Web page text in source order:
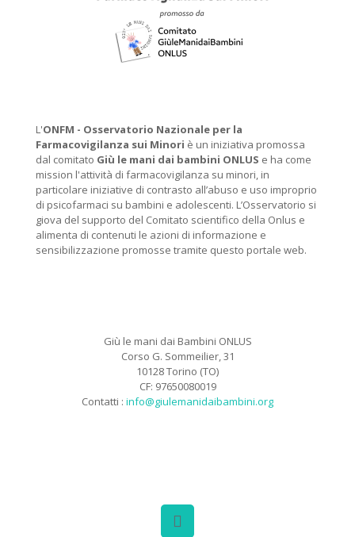
L'ONFM - Osservatorio Nazionale per la
Farmacovigilanza sui Minori è un iniziativa promossa
dal comitato Giù le mani dai bambini ONLUS e ha come
mission l'attività di farmacovigilanza su minori, in
particolare iniziative di contrasto all’abuso e uso improprio
di psicofarmaci su bambini e adolescenti. L’Osservatorio si
giova del supporto del Comitato scientifico della Onlus e
alimenta di contenuti le azioni di informazione e
sensibilizzazione promosse tramite questo portale web.
Giù le mani dai Bambini ONLUS
Corso G. Sommeilier, 31
10128 Torino (TO)
CF: 97650080019
Contatti : info@giulemanidaibambini.org